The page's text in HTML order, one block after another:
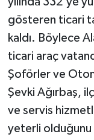
gösteren ticari
kaldı. Böylece
ticari araç
Şoförler ve
Şevki Ağırbaş,
ve servis
yeterli olduğunu